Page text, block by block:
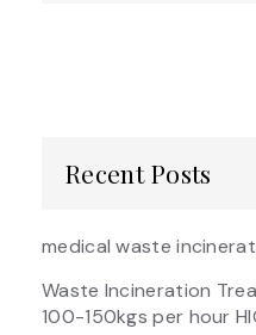
Recent Posts
medical waste
Waste Incineration
100-150kgs per hour